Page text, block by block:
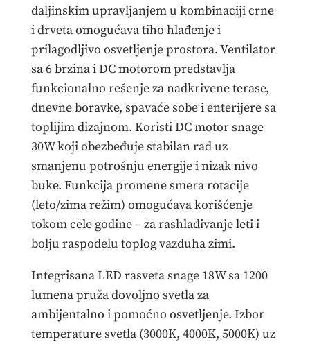
daljinskim upravljanjem u kombinaciji crne
i drveta omogućava tiho hlađenje i
prilagodljivo osvetljenje prostora. Ventilator
sa 6 brzina i DC motorom predstavlja
funkcionalno rešenje za nadkrivene terase,
dnevne boravke, spavaće sobe i enterijere sa
toplijim dizajnom. Koristi DC motor snage
30W koji obezbeđuje stabilan rad uz
smanjenu potrošnju energije i nizak nivo
buke. Funkcija promene smera rotacije
(leto/zima režim) omogućava korišćenje
tokom cele godine – za rashlađivanje leti i
bolju raspodelu toplog vazduha zimi.
Integrisana LED rasveta snage 18W sa 1200
lumena pruža dovoljno svetla za
ambijentalno i pomoćno osvetljenje. Izbor
temperature svetla (3000K, 4000K, 5000K) uz